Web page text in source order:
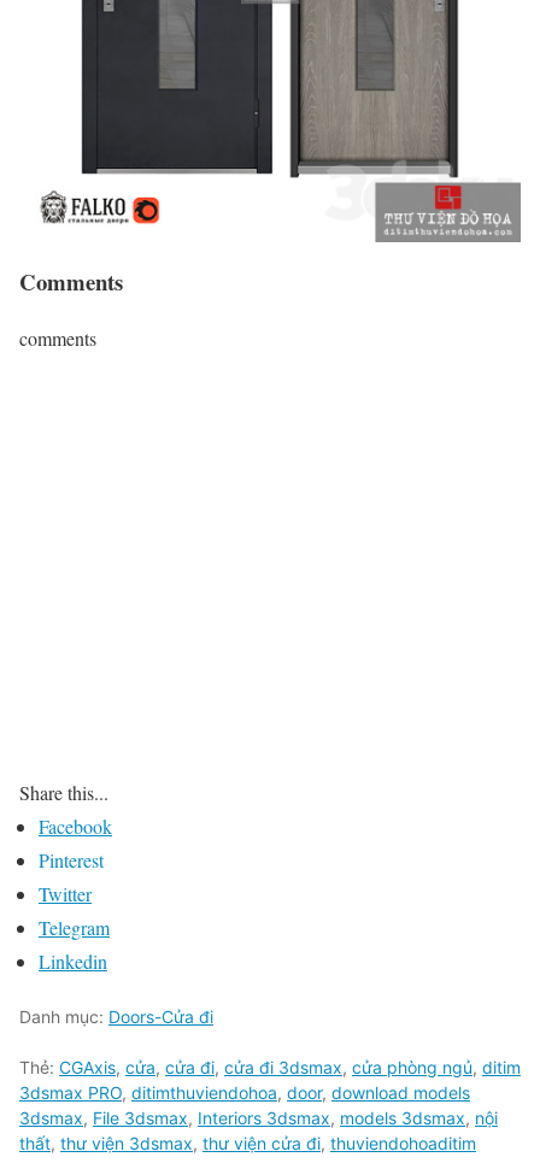
Comments
comments
Share this...
Facebook
Pinterest
Twitter
Telegram
Linkedin
Danh mục: Doors-Cửa đi
Thẻ: CGAxis, cửa, cửa đi, cửa đi 3dsmax, cửa phòng ngủ, ditim
3dsmax PRO, ditimthuviendohoa, door, download models
3dsmax, File 3dsmax, Interiors 3dsmax, models 3dsmax, nội
thất, thư viện 3dsmax, thư viện cửa đi, thuviendohoaditim